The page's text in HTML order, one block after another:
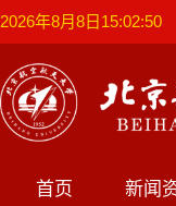
2026年8月8日15:02:51
首页 新闻